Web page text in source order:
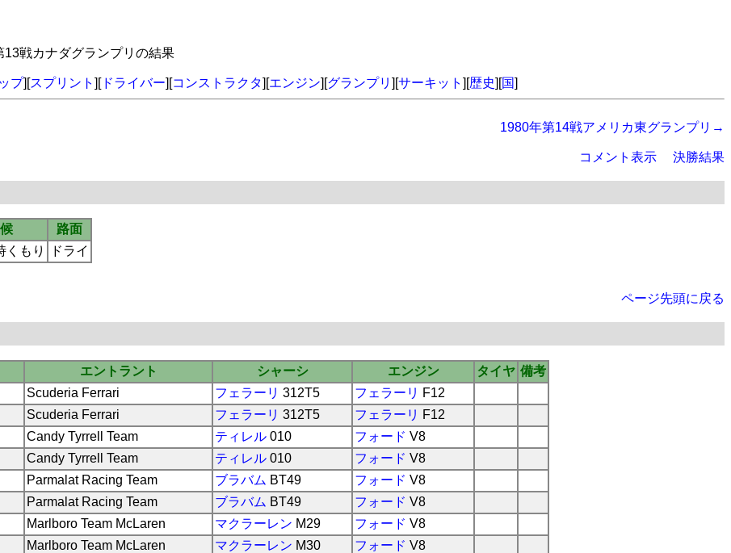
13戦カナダグランプリの結果
プ][スプリント ][ドライバー][コンストラクタ][エンジン][グランプリ ][サーキット ][歴史][国]
1980年第14戦アメリカ東グランプリ→
コメント表示 決勝結果
路面
くもり ドライ
ページ先頭に戻る
エントラント シャーシ エンジン タイヤ 備考
Scuderia Ferrari フェラーリ 312T5 フェラーリ F12
Scuderia Ferrari フェラーリ 312T5 フェラーリ F12
Candy Tyrrell Team ティレル 010 フォード V8
Candy Tyrrell Team ティレル 010 フォード V8
Parmalat Racing Team ブラバム BT49 フォード V8
Parmalat Racing Team ブラバム BT49 フォード V8
Marlboro Team McLaren マクラーレン M29 フォード V8
Marlboro Team McLaren マクラーレン M30 フォード V8